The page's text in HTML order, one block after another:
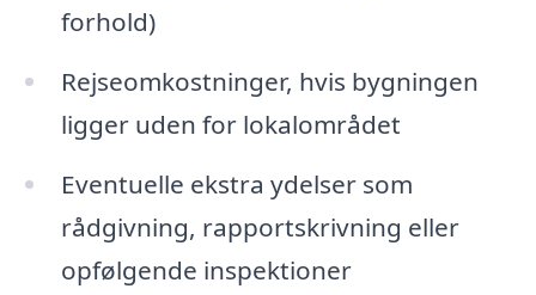
forhold)
Rejseomkostninger, hvis bygningen
ligger uden for lokalområdet
Eventuelle ekstra ydelser som
rådgivning, rapportskrivning eller
opfølgende inspektioner